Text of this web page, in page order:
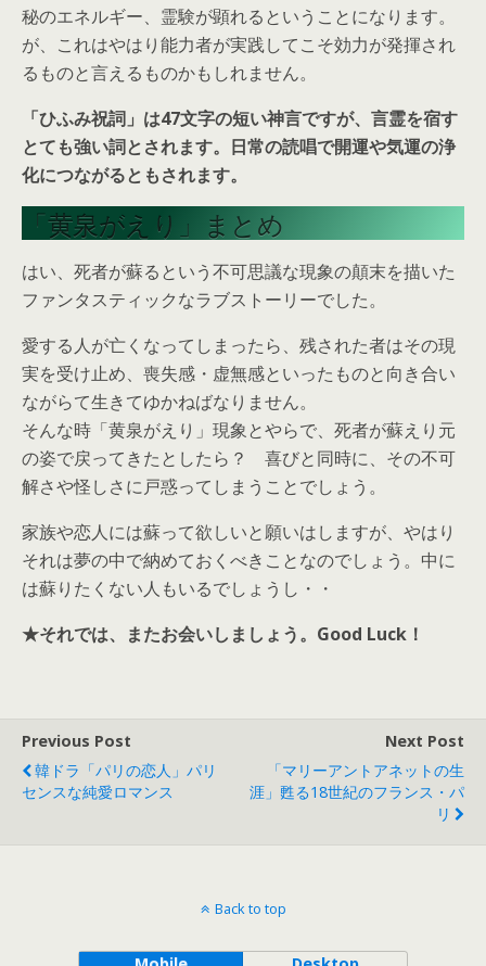
秘のエネルギー、霊験が顕れるということになります。
が、これはやはり能力者が実践してこそ効力が発揮され
るものと言えるものかもしれません。
「ひふみ祝詞」は47文字の短い神言ですが、言霊を宿す
とても強い詞とされます。日常の読唱で開運や気運の浄
化につながるともされます。
「黄泉がえり」まとめ
はい、死者が蘇るという不可思議な現象の顛末を描いた
ファンタスティックなラブストーリーでした。
愛する人が亡くなってしまったら、残された者はその現
実を受け止め、喪失感・虚無感といったものと向き合い
ながらて生きてゆかねばなりません。
そんな時「黄泉がえり」現象とやらで、死者が蘇えり元
の姿で戻ってきたとしたら？ 喜びと同時に、その不可
解さや怪しさに戸惑ってしまうことでしょう。
家族や恋人には蘇って欲しいと願いはしますが、やはり
それは夢の中で納めておくべきことなのでしょう。中に
は蘇りたくない人もいるでしょうし・・
★それでは、またお会いしましょう。Good Luck！
Previous Post
韓ドラ「パリの恋人」パリ
センスな純愛ロマンス
Next Post
「マリーアントアネットの生
涯」甦る18世紀のフランス・パ
リ
Back to top